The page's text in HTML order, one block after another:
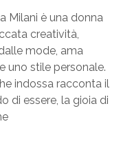
Milani è una donna
creatività,
mode, ama
uno stile personale.
indossa racconta il
di essere, la gioia di